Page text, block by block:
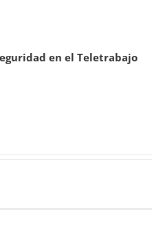
en el Teletrabajo